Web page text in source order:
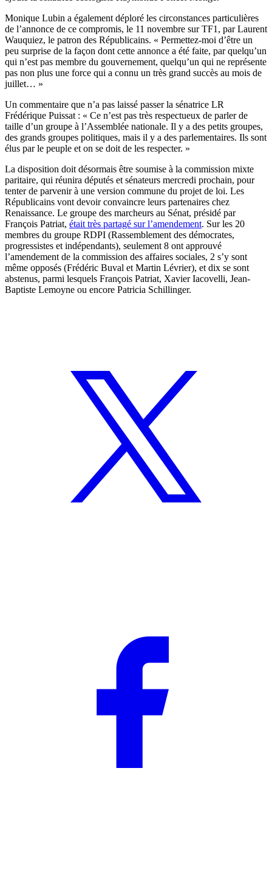
Monique Lubin a également déploré les circonstances particulières
de l’annonce de ce compromis, le 11 novembre sur TF1, par Laurent
Wauquiez, le patron des Républicains. « Permettez-moi d’être un
peu surprise de la façon dont cette annonce a été faite, par quelqu’un
qui n’est pas membre du gouvernement, quelqu’un qui ne représente
pas non plus une force qui a connu un très grand succès au mois de
juillet… »
Un commentaire que n’a pas laissé passer la sénatrice LR
Frédérique Puissat : « Ce n’est pas très respectueux de parler de
taille d’un groupe à l’Assemblée nationale. Il y a des petits groupes,
des grands groupes politiques, mais il y a des parlementaires. Ils sont
élus par le peuple et on se doit de les respecter. »
La disposition doit désormais être soumise à la commission mixte
paritaire, qui réunira députés et sénateurs mercredi prochain, pour
tenter de parvenir à une version commune du projet de loi. Les
Républicains vont devoir convaincre leurs partenaires chez
Renaissance. Le groupe des marcheurs au Sénat, présidé par
François Patriat, était très partagé sur l’amendement. Sur les 20
membres du groupe RDPI (Rassemblement des démocrates,
progressistes et indépendants), seulement 8 ont approuvé
l’amendement de la commission des affaires sociales, 2 s’y sont
même opposés (Frédéric Buval et Martin Lévrier), et dix se sont
abstenus, parmi lesquels François Patriat, Xavier Iacovelli, Jean-
Baptiste Lemoyne ou encore Patricia Schillinger.